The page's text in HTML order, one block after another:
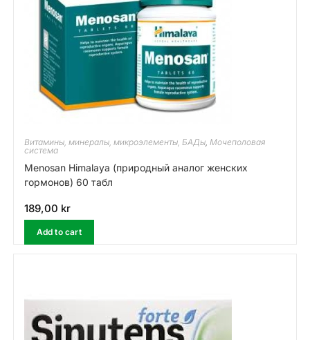
Витамины, минералы, микроэлементы, БАДы, Мочеполовая
система
Menosan Himalaya (природный аналог женских
гормонов) 60 табл
189,00 kr
Add to cart